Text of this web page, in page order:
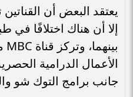
يعتقد البعض أن
إلا أن هناك اختلافًا في
الأعمال الدرامية
جانب برامج التوك شو